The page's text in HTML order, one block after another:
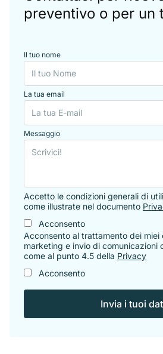
preventivo o per un
Il tuo nome
La tua email
Messaggio
Accetto le condizioni generali di
come illustrate nel documento
Acconsento
Acconsento al trattamento dei
marketing e invio di comunicazioni
come al punto 4.5 della Privacy
Acconsento